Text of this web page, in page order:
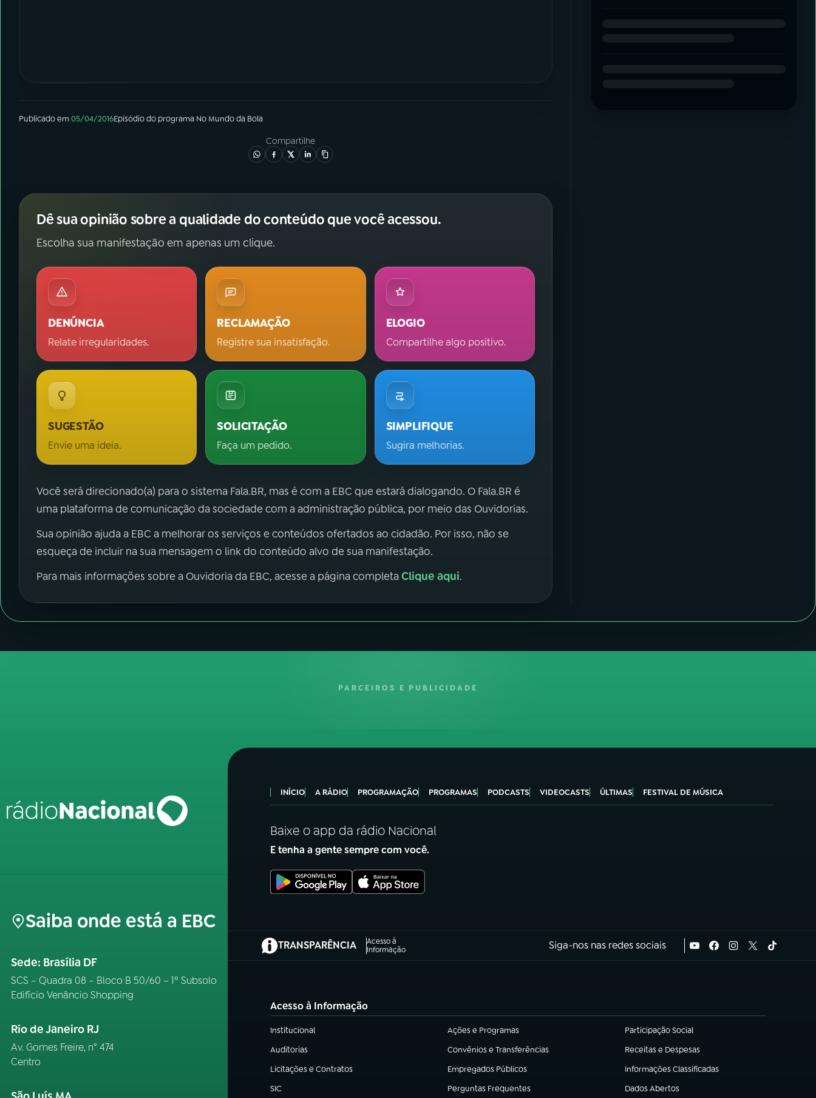
Publicado em05/04/2016Episódiodo programa No Mundo da Bola
Compartilhe
Dê sua opinião sobre a qualidade do conteúdo que você acessou.
Escolha sua manifestação em apenas um clique.
DENÚNCIA
Relate irregularidades.
RECLAMAÇÃO
Registre sua insatisfação.
ELOGIO
Compartilhe algo positivo.
SUGESTÃO
Envie uma ideia.
SOLICITAÇÃO
Faça um pedido.
SIMPLIFIQUE
Sugira melhorias.
Você será direcionado(a) para o sistema Fala.BR, mas é com a EBC que estará dialogando. O Fala.BR é
uma plataforma de comunicação da sociedade com a administração pública, por meio das Ouvidorias.
Sua opinião ajuda a EBC a melhorar os serviços e conteúdos ofertados ao cidadão. Por isso, não se
esqueça de incluir na sua mensagem o link do conteúdo alvo de sua manifestação.
Para mais informações sobre a Ouvidoria da EBC, acesse a página completaClique aqui.
PARCEIROS E PUBLICIDADE
Saiba onde está a EBC
Sede: Brasília DF
SCS – Quadra 08 – Bloco B 50/60 – 1º Subsolo
Edifício Venâncio Shopping
Rio de Janeiro RJ
Av. Gomes Freire, n° 474
Centro
INÍCIO A RÁDIO PROGRAMAÇÃO PROGRAMAS PODCASTS VIDEOCASTS ÚLTIMAS FESTIVAL DE MÚSICA
Baixe o app da rádio Nacional
E tenha a gente sempre com você.
TRANSPARÊNCIA
Acesso à
Informação
(abre em nova aba) Siga-nos nas redes sociais
Acesso à Informação
Institucional
(abre em nova aba) Ações e Programas
(abre em nova aba) Participação Social
(abre em nova aba)
Auditorias
(abre em nova aba) Convênios e Transferências
(abre em nova aba) Receitas e Despesas
(abre em nova aba)
Licitações e Contratos
(abre em nova aba) Empregados Públicos
(abre em nova aba) Informações Classificadas
(abre em nova aba)
SIC
(abre em nova aba) Perguntas Frequentes
(abre em nova aba) Dados Abertos
(abre em nova aba)